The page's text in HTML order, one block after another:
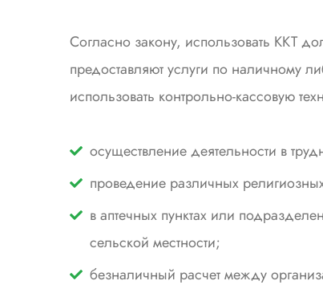
Согласно закону, использовать ККТ
предоставляют услуги по наличному
использовать контрольно-кассовую
осуществление деятельности в
проведение различных
в аптечных пунктах или
сельской местности;
безналичный расчет между